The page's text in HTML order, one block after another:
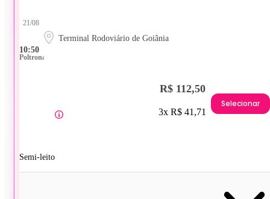
10:50
21/08
Terminal Rodoviário de Goiânia
Poltrona
Semi-leito
R$ 112,50
3x R$ 41,71
Selecionar